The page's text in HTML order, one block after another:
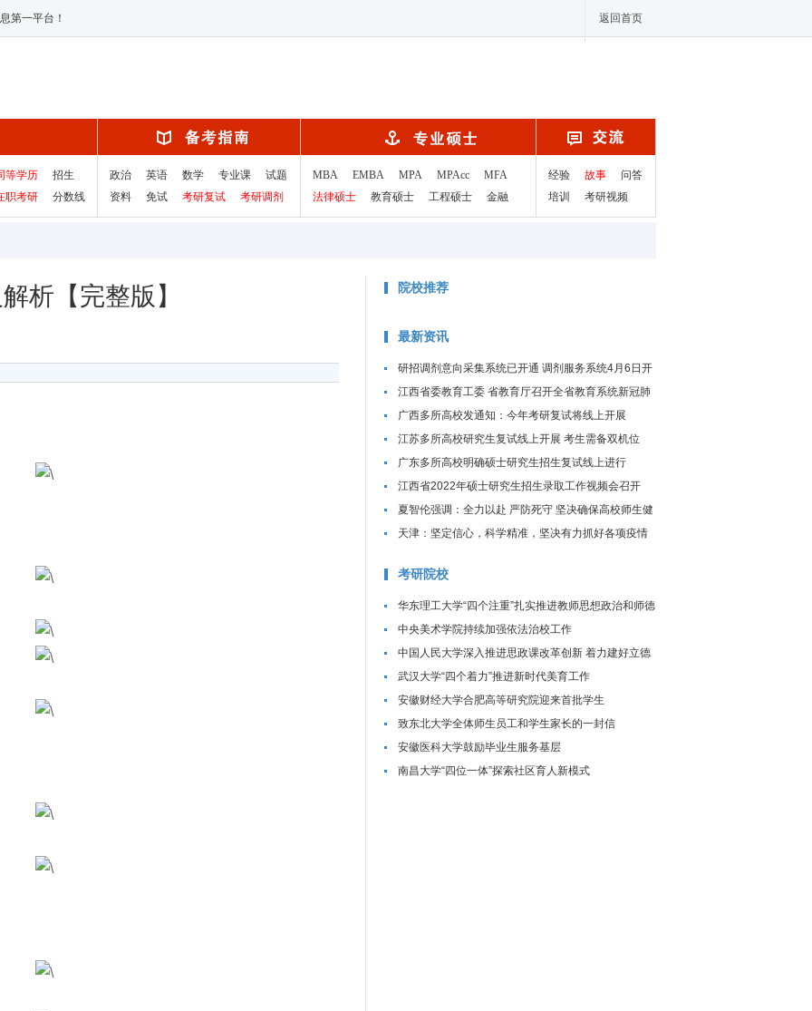
第一平台！ 返回首页
等学历
招生
职考研
分数线
政治 英语 数学 专业课
试题
资料
免试 考研复试 考研调剂
MBA EMBA MPA MPAcc
MFA
法律硕士
教育硕士 工程硕士 金融
经验 故事
问答
培训
考研视频
析【完整版】 院校推荐
最新资讯
研招调剂意向采集系统已开通 调剂服务系统4月6日开
通
江西省委教育工委 省教育厅召开全省教育系统新冠肺
炎疫情防控工作视频调度会议
广西多所高校发通知：今年考研复试将线上开展
江苏多所高校研究生复试线上开展 考生需备双机位
广东多所高校明确硕士研究生招生复试线上进行
江西省2022年硕士研究生招生录取工作视频会召开
夏智伦强调：全力以赴 严防死守 坚决确保高校师生健
康、校园平安
天津：坚定信心，科学精准，坚决有力抓好各项疫情
考研院校
华东理工大学“四个注重”扎实推进教师思想政治和师德
师风建设工作
中央美术学院持续加强依法治校工作
中国人民大学深入推进思政课改革创新 着力建好立德
树人关键课程
武汉大学“四个着力”推进新时代美育工作
安徽财经大学合肥高等研究院迎来首批学生
致东北大学全体师生员工和学生家长的一封信
安徽医科大学鼓励毕业生服务基层
南昌大学“四位一体”探索社区育人新模式